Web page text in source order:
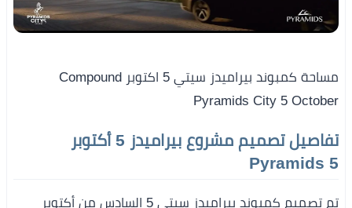
مساحة كمبوند بيراميدز سيتي 5 اكتوبر Compound
Pyramids City 5 October
تفاصيل تصميم مشروع بيراميدز 5 أكتوبر
Pyramids 5
تم تصميم كمبوند بيراميدز سيتي 5 السادس من أكتوبر